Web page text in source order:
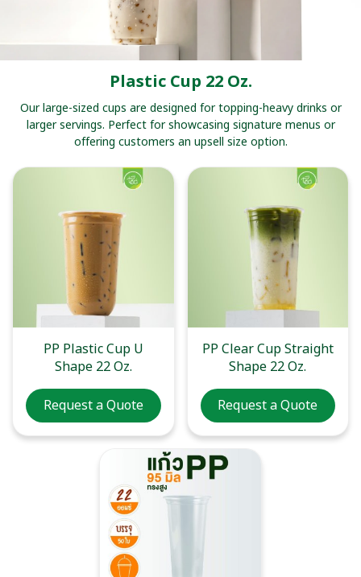
Plastic Cup 22 Oz.
Our large-sized cups are designed for topping-heavy drinks or
larger servings. Perfect for showcasing signature menus or
offering customers an upsell size option.
PP Plastic Cup U
Shape 22 Oz.
Request a Quote
PP Clear Cup Straight
Shape 22 Oz.
Request a Quote